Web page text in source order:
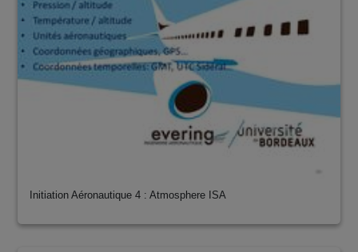
Initiation Aéronautique 4 : Atmosphere ISA